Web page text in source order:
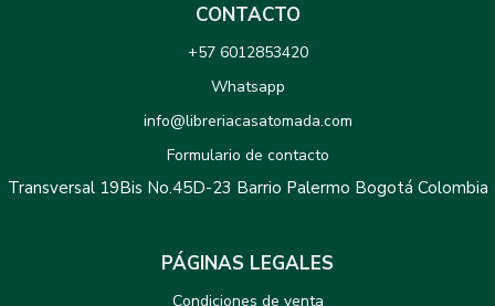
CONTACTO
+57 6012853420
Whatsapp
info@libreriacasatomada.com
Formulario de contacto
Transversal 19Bis No.45D-23 Barrio Palermo Bogotá Colombia
PÁGINAS LEGALES
Condiciones de venta